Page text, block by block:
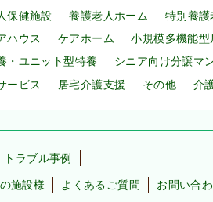
保健施設 養護老人ホーム
特別養護
ハウス ケアホーム
小規模多機能型
・ユニット型特養
シニア向け分譲マ
ービス 居宅介護支援 その他 介
トラブル事例
施設様 よくあるご質問 お問い合